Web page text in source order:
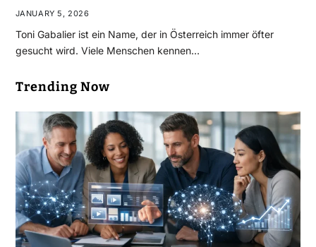
JANUARY 5, 2026
Toni Gabalier ist ein Name, der in Österreich immer öfter
gesucht wird. Viele Menschen kennen…
Trending Now